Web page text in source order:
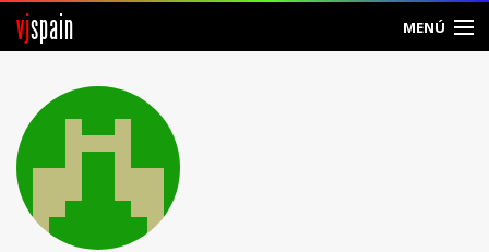
vjspain MENÚ
Foros
Noticias
Vjspain